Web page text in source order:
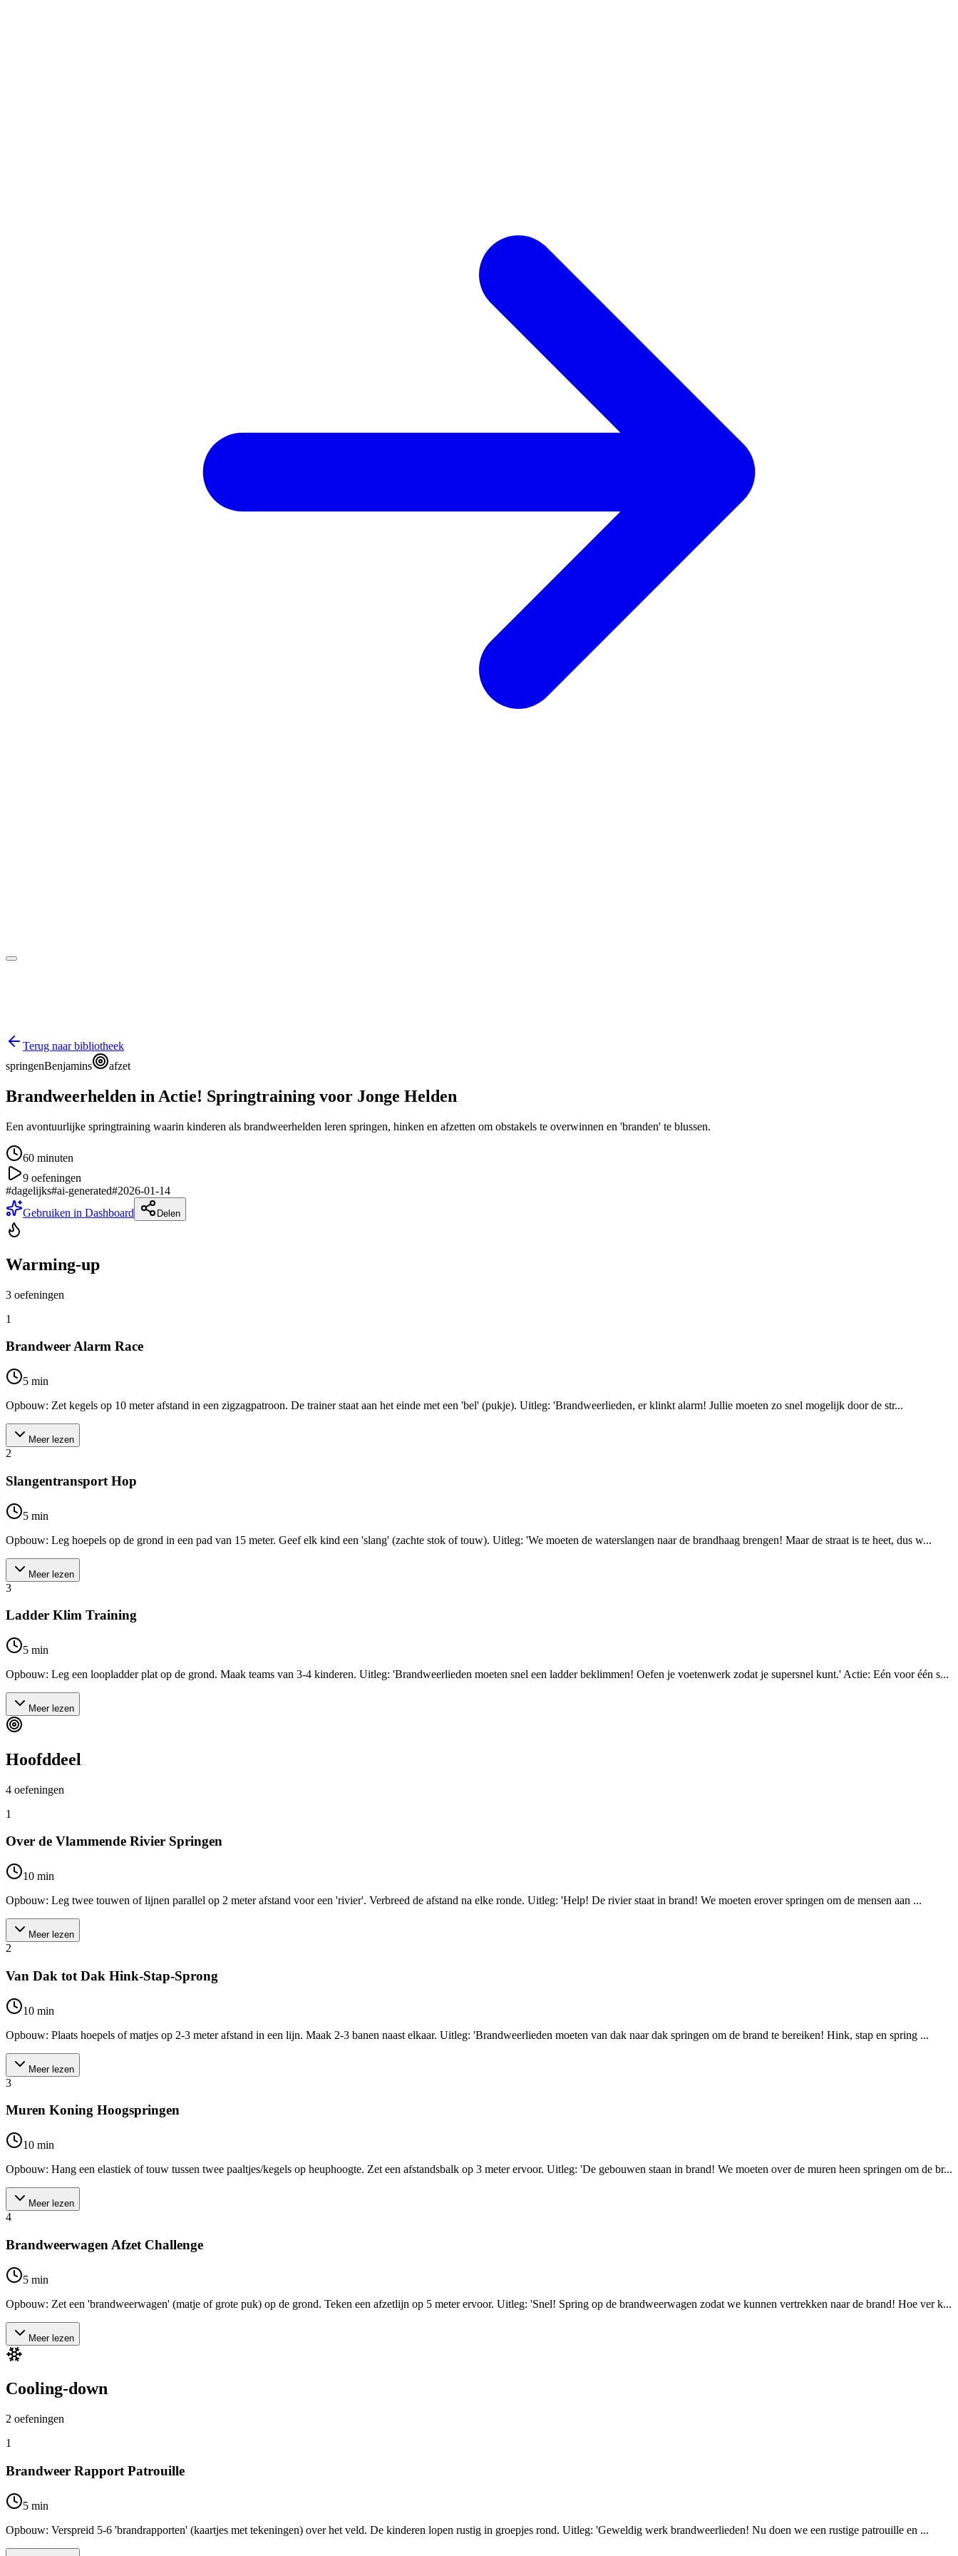
Terug naar bibliotheek
springenBenjamins afzet
Brandweerhelden in Actie! Springtraining voor Jonge Helden
Een avontuurlijke springtraining waarin kinderen als brandweerhelden leren springen, hinken en afzetten om obstakels te overwinnen en 'branden' te blussen.
60 minuten
9 oefeningen
#dagelijks#ai-generated#2026-01-14
Gebruiken in Dashboard
Delen
Warming-up
3 oefeningen
1
Brandweer Alarm Race
5 min
Opbouw: Zet kegels op 10 meter afstand in een zigzagpatroon. De trainer staat aan het einde met een 'bel' (pukje). Uitleg: 'Brandweerlieden, er klinkt alarm! Jullie moeten zo snel mogelijk door de str...
Meer lezen
2
Slangentransport Hop
5 min
Opbouw: Leg hoepels op de grond in een pad van 15 meter. Geef elk kind een 'slang' (zachte stok of touw). Uitleg: 'We moeten de waterslangen naar de brandhaag brengen! Maar de straat is te heet, dus w...
Meer lezen
3
Ladder Klim Training
5 min
Opbouw: Leg een loopladder plat op de grond. Maak teams van 3-4 kinderen. Uitleg: 'Brandweerlieden moeten snel een ladder beklimmen! Oefen je voetenwerk zodat je supersnel kunt.' Actie: Eén voor één s...
Meer lezen
Hoofddeel
4 oefeningen
1
Over de Vlammende Rivier Springen
10 min
Opbouw: Leg twee touwen of lijnen parallel op 2 meter afstand voor een 'rivier'. Verbreed de afstand na elke ronde. Uitleg: 'Help! De rivier staat in brand! We moeten erover springen om de mensen aan ...
Meer lezen
2
Van Dak tot Dak Hink-Stap-Sprong
10 min
Opbouw: Plaats hoepels of matjes op 2-3 meter afstand in een lijn. Maak 2-3 banen naast elkaar. Uitleg: 'Brandweerlieden moeten van dak naar dak springen om de brand te bereiken! Hink, stap en spring ...
Meer lezen
3
Muren Koning Hoogspringen
10 min
Opbouw: Hang een elastiek of touw tussen twee paaltjes/kegels op heuphoogte. Zet een afstandsbalk op 3 meter ervoor. Uitleg: 'De gebouwen staan in brand! We moeten over de muren heen springen om de br...
Meer lezen
4
Brandweerwagen Afzet Challenge
5 min
Opbouw: Zet een 'brandweerwagen' (matje of grote puk) op de grond. Teken een afzetlijn op 5 meter ervoor. Uitleg: 'Snel! Spring op de brandweerwagen zodat we kunnen vertrekken naar de brand! Hoe ver k...
Meer lezen
Cooling-down
2 oefeningen
1
Brandweer Rapport Patrouille
5 min
Opbouw: Verspreid 5-6 'brandrapporten' (kaartjes met tekeningen) over het veld. De kinderen lopen rustig in groepjes rond. Uitleg: 'Geweldig werk brandweerlieden! Nu doen we een rustige patrouille en ...